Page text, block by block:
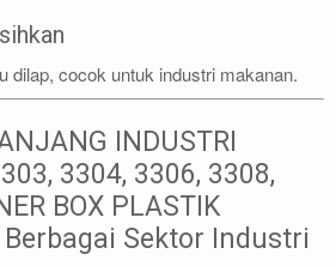
dilap, cocok untuk industri makanan.
INDUSTRI
3304, 3306, 3308,
BOX PLASTIK
Berbagai Sektor Industri